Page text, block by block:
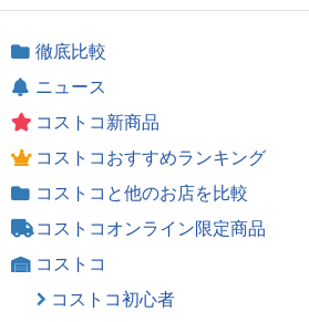
徹底比較
ニュース
コストコ新商品
コストコおすすめランキング
コストコと他のお店を比較
コストコオンライン限定商品
コストコ
コストコ初心者